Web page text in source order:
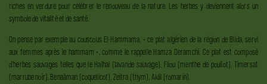
riches en verdure pour célébrer le renouveau de la nature. Les herbes y deviennent alors un
symbole de vitalité et de santé.
On pense par exemple au couscous El-Hammama, « ce plat algérien de la région de Blida, servi
aux femmes après le hammam », comme le rappelle Hamza Deramchi. Ce plat est composé
d’herbes sauvages telles que le Halhal (lavande sauvage), Fliou (menthe de pouliot), Timersat
(marrube noir), Benaâman (coquelicot), Zeitra (thym), Aklil (romarin).